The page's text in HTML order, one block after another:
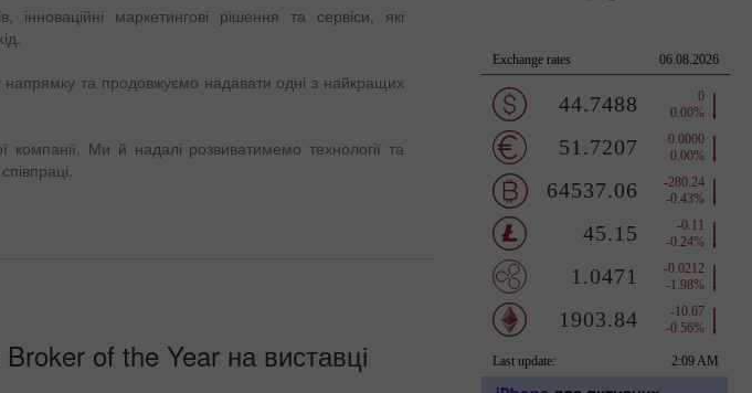
маркетингові рішення та сервіси, які
та продовжуємо надавати одні з найкращих
Ми й надалі розвиватимемо технології та
of the Year на виставці